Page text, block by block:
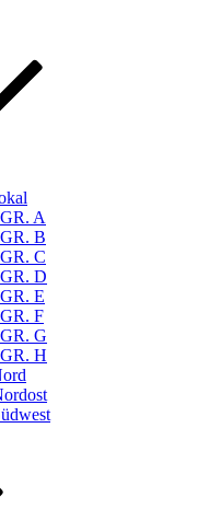
A
B
C
D
E
F
G
H